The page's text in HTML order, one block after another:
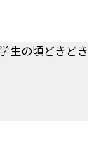
生の頃どきどき